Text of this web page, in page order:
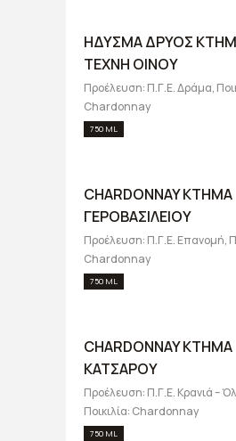
ΗΔΥΣΜΑ ΔΡΥΟΣ
ΤΕΧΝΗ ΟΙΝΟΥ
Προέλευση: Π.Γ.Ε. Δράμα,
Chardonnay
750 ML
CHARDONNAY ΚΤΗΜΑ
ΓΕΡΟΒΑΣΙΛΕΙΟΥ
Προέλευση: Π.Γ.Ε. Επανομή,
Chardonnay
750 ML
CHARDONNAY ΚΤΗΜΑ
ΚΑΤΣΑΡΟΥ
Προέλευση: Π.Γ.Ε. Κρανιά –
Ποικιλία: Chardonnay
750 ML